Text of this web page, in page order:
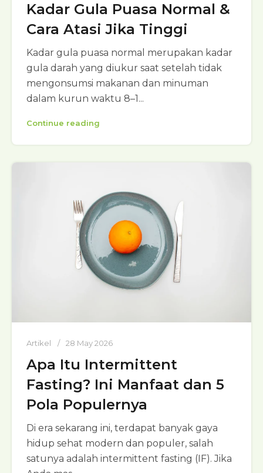
Kadar Gula Puasa Normal &
Cara Atasi Jika Tinggi
Kadar gula puasa normal merupakan kadar
gula darah yang diukur saat setelah tidak
mengonsumsi makanan dan minuman
dalam kurun waktu 8–1...
Continue reading
Artikel 28 May 2026
Apa Itu Intermittent
Fasting? Ini Manfaat dan 5
Pola Populernya
Di era sekarang ini, terdapat banyak gaya
hidup sehat modern dan populer, salah
satunya adalah intermittent fasting (IF). Jika